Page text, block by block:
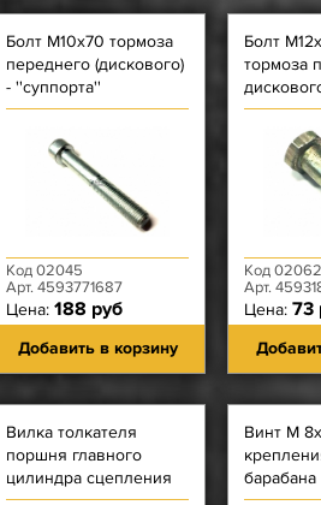
Болт М10х70 тормоза
переднего (дискового)
- ''суппорта''
Код 02045
Арт. 4593771687
Цена: 188 руб
Добавить в корзину
Болт
тормоза
Код 02062
Арт.
Цена: 73
Вилка толкателя
поршня главного
цилиндра сцепления
469 металлическая
Винт М
барабана